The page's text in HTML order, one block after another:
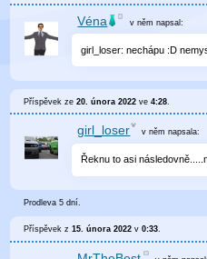
Véna v němnapsal:
girl_loser: nechápu :D
Příspěvek ze20. února 2022 ve4:28
girl_loser v něm napsala:
Řeknu to asi
Prodleva 5 dní.
Příspěvek z15. února 2022 v0:33